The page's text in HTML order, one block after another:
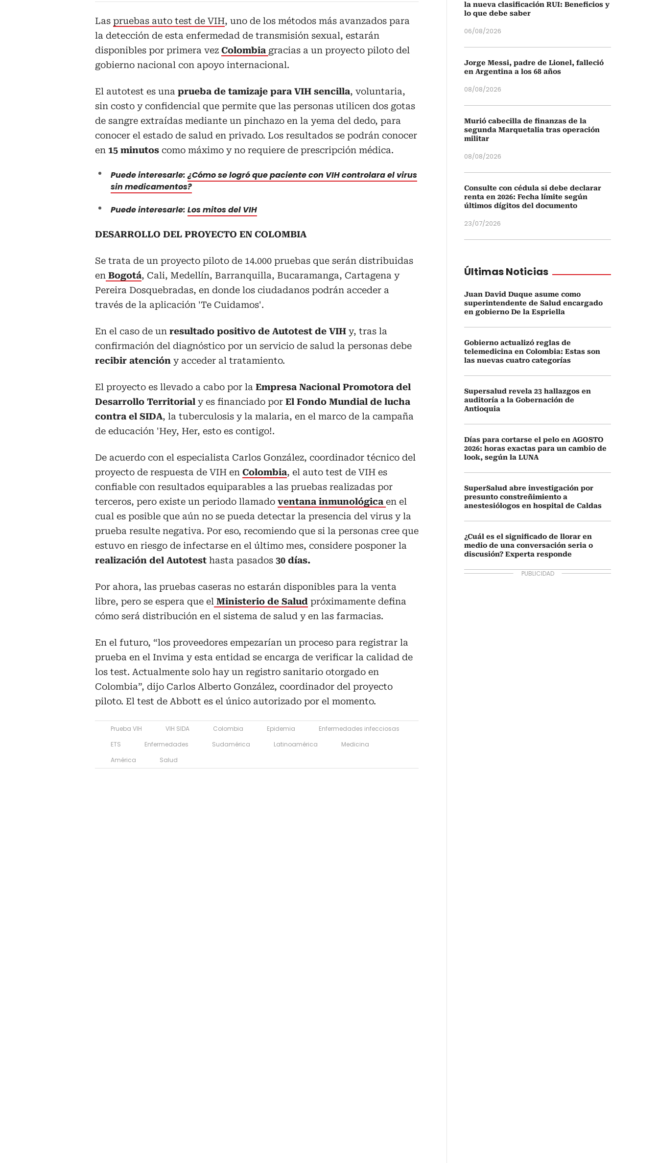
Las pruebas auto test de VIH, uno de los métodos más avanzados para
la detección de esta enfermedad de transmisión sexual, estarán
disponibles por primera vez Colombia gracias a un proyecto piloto del
gobierno nacional con apoyo internacional.
El autotest es una prueba de tamizaje para VIH sencilla, voluntaria,
sin costo y confidencial que permite que las personas utilicen dos gotas
de sangre extraídas mediante un pinchazo en la yema del dedo, para
conocer el estado de salud en privado. Los resultados se podrán conocer
en 15 minutos como máximo y no requiere de prescripción médica.
Puede interesarle:¿Cómo se logró que paciente con VIH controlara el virus
sin medicamentos?
Puede interesarle: Los mitos del VIH
DESARROLLO DEL PROYECTO EN COLOMBIA
Se trata de un proyecto piloto de 14.000 pruebas que serán distribuidas
en Bogotá, Cali, Medellín, Barranquilla, Bucaramanga, Cartagena y
Pereira Dosquebradas, en donde los ciudadanos podrán acceder a
través de la aplicación 'Te Cuidamos'.
En el caso de un resultado positivo de Autotest de VIH y, tras la
confirmación del diagnóstico por un servicio de salud la personas debe
recibir atención y acceder al tratamiento.
El proyecto es llevado a cabo por la Empresa Nacional Promotora del
Desarrollo Territorial y es financiado por El Fondo Mundial de lucha
contra el SIDA, la tuberculosis y la malaria, en el marco de la campaña
de educación 'Hey, Her, esto es contigo!.
De acuerdo con el especialista Carlos González, coordinador técnico del
proyecto de respuesta de VIH en Colombia, el auto test de VIH es
confiable con resultados equiparables a las pruebas realizadas por
terceros, pero existe un periodo llamado ventana inmunológica en el
cual es posible que aún no se pueda detectar la presencia del virus y la
prueba resulte negativa. Por eso, recomiendo que si la personas cree que
estuvo en riesgo de infectarse en el último mes, considere posponer la
realización del Autotest hasta pasados 30 días.
Por ahora, las pruebas caseras no estarán disponibles para la venta
libre, pero se espera que el Ministerio de Salud próximamente defina
cómo será distribución en el sistema de salud y en las farmacias.
En el futuro, “los proveedores empezarían un proceso para registrar la
prueba en el Invima y esta entidad se encarga de verificar la calidad de
los test. Actualmente solo hay un registro sanitario otorgado en
Colombia”, dijo Carlos Alberto González, coordinador del proyecto
piloto. El test de Abbott es el único autorizado por el momento.
Prueba VIH VIH SIDA Colombia Epidemia
Enfermedades infecciosas
ETS
Enfermedades Sudamérica Latinoamérica
Medicina
América
Salud
la nueva clasificación RUI: Beneficios y
lo que debe saber
06/08/2026
Jorge Messi, padre de Lionel, falleció
en Argentina a los 68 años
08/08/2026
Murió cabecilla de finanzas de la
segunda Marquetalia tras operación
militar
08/08/2026
Consulte con cédula si debe declarar
renta en 2026: Fecha límite según
últimos dígitos del documento
23/07/2026
Últimas Noticias
Juan David Duque asume como
superintendente de Salud encargado
en gobierno De la Espriella
Gobierno actualizó reglas de
telemedicina en Colombia: Estas son
las nuevas cuatro categorías
Supersalud revela 23 hallazgos en
auditoría a la Gobernación de
Antioquia
Días para cortarse el pelo en AGOSTO
2026: horas exactas para un cambio de
look, según la LUNA
SuperSalud abre investigación por
presunto constreñimiento a
anestesiólogos en hospital de Caldas
¿Cuál es el significado de llorar en
medio de una conversación seria o
discusión? Experta responde